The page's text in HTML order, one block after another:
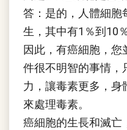
答：是的，人體細胞
生，其中有1％到10
因此，有癌細胞，
件很不明智的事情，
力，讓毒素更多，身
來處理毒素。
癌細胞的生長和滅亡